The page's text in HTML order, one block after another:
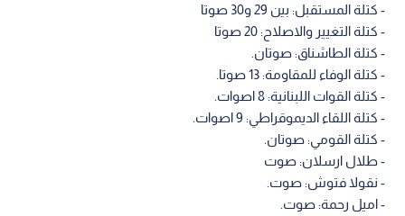
- كتلة المستقبل: بين 29 و30 صوتا
- كتلة التغيير والاصلاح: 20 صوتا
- كتلة الطاشناق: صوتان.
- كتلة الوفاء للمقاومة: 13 صوتا.
- كتلة القوات اللبنانية: 8 اصوات.
- كتلة اللقاء الديموقراطي: 9 اصوات.
- كتلة القومي: صوتان.
- طلال ارسلان: صوت
- نقولا فتوش: صوت.
- اميل رحمة: صوت.